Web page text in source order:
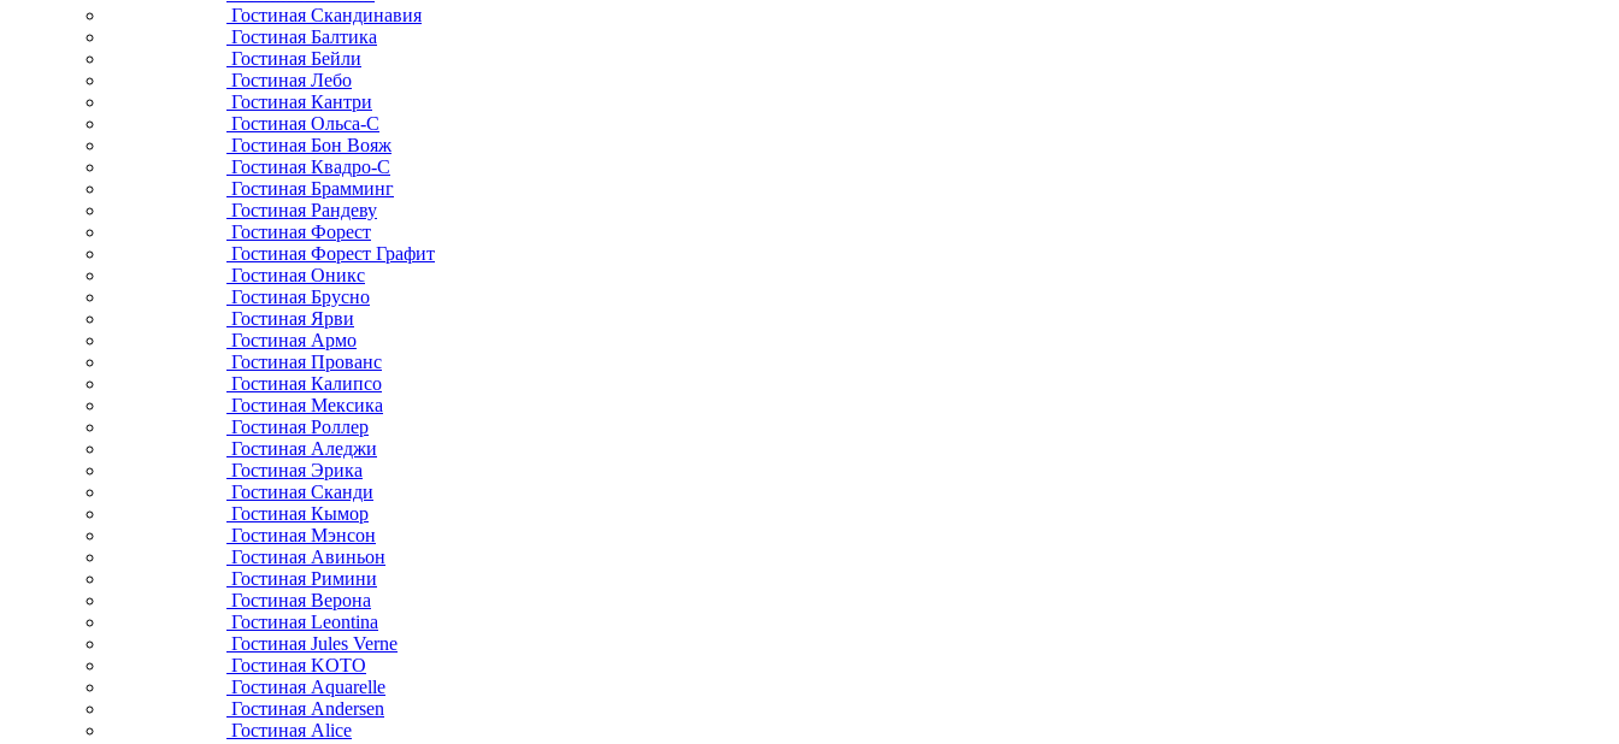
Гостиная Скандинавия
Гостиная Балтика
Гостиная Бейли
Гостиная Лебо
Гостиная Кантри
Гостиная Ольса-С
Гостиная Бон Вояж
Гостиная Квадро-С
Гостиная Брамминг
Гостиная Рандеву
Гостиная Форест
Гостиная Форест Графит
Гостиная Оникс
Гостиная Брусно
Гостиная Ярви
Гостиная Армо
Гостиная Прованс
Гостиная Калипсо
Гостиная Мексика
Гостиная Роллер
Гостиная Аледжи
Гостиная Эрика
Гостиная Сканди
Гостиная Кымор
Гостиная Мэнсон
Гостиная Авиньон
Гостиная Римини
Гостиная Верона
Гостиная Leontina
Гостиная Jules Verne
Гостиная KOTO
Гостиная Aquarelle
Гостиная Andersen
Гостиная Alice